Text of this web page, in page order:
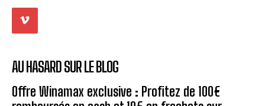
AU HASARD SUR LE BLOG
Offre Winamax exclusive : Profitez de 100€